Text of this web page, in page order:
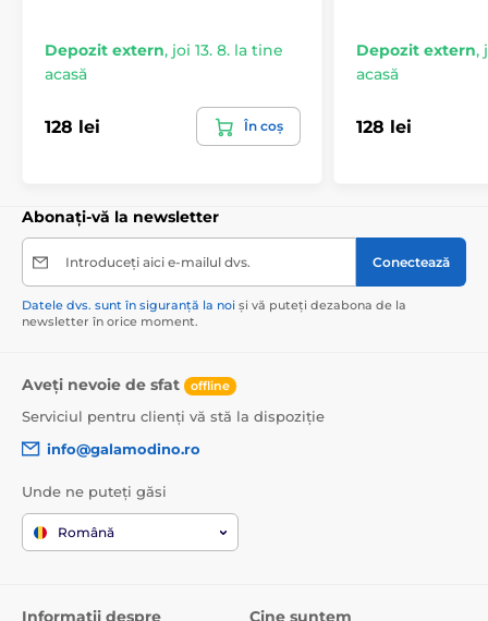
Depozit extern, joi 13. 8. la tine
acasă
128 lei În coș
Depozit extern,
acasă
128 lei
Abonați-vă la newsletter
Introduceți aici e-mailul dvs. Conectează
Datele dvs. sunt în siguranță la noi și vă puteți dezabona de la
newsletter în orice moment.
Aveți nevoie de sfat offline
Serviciul pentru clienți vă stă la dispoziție
info@galamodino.ro
Unde ne puteți găsi
Română
Informații despre Cine suntem